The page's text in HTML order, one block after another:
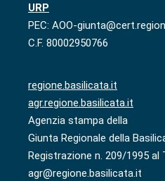
URP
PEC: AOO-
C.F. 80002950766
regione.basilicata.it
agr.regione.basilicata.it
Agenzia stampa della
Giunta Regionale della
Registrazione n. 209/1995 al
agr@regione.basilicata.it